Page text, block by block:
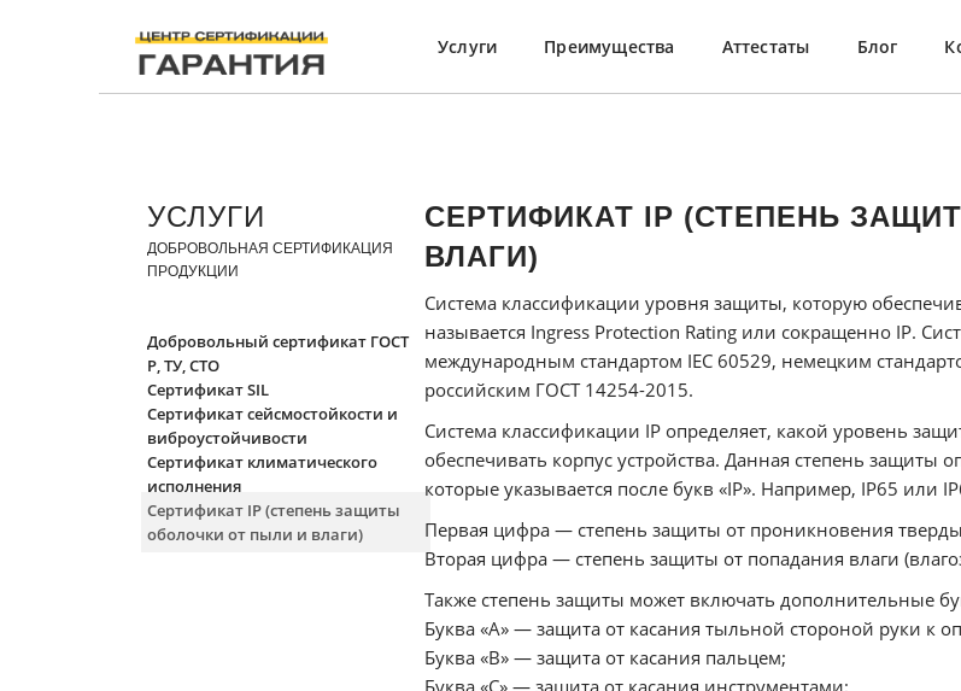
Услуги Преимущества Аттестаты Блог
УСЛУГИ
ДОБРОВОЛЬНАЯ СЕРТИФИКАЦИЯ
ПРОДУКЦИИ
Добровольный сертификат ГОСТ
Р, ТУ, СТО
Сертификат SIL
Сертификат сейсмостойкости и
виброустойчивости
Сертификат климатического
исполнения
Сертификат IP (степень защиты
оболочки от пыли и влаги)
СЕРТИФИКАТ IP (СТЕПЕНЬ
ВЛАГИ)
Система классификации уровня защиты, которую
называется Ingress Protection Rating или сокращенно IP.
международным стандартом IEC 60529, немецким
российским ГОСТ 14254-2015.
Система классификации IP определяет, какой уровень
обеспечивать корпус устройства. Данная степень защиты
которые указывается после букв «IP». Например, IP65 или
Первая цифра — степень защиты от проникновения
Вторая цифра — степень защиты от попадания влаги
Также степень защиты может включать дополнительные
Буква «A» — защита от касания тыльной стороной руки к
Буква «B» — защита от касания пальцем;
Буква «C» — защита от касания инструментами;